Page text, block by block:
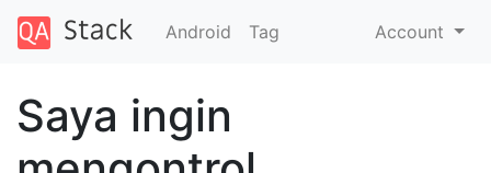
Android Tag Account
Saya ingin